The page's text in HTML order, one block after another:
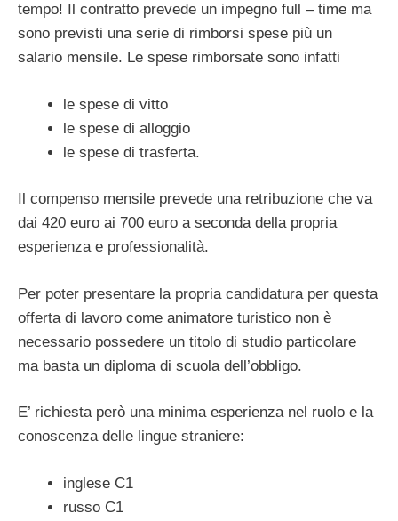
tempo! Il contratto prevede un impegno full – time ma
sono previsti una serie di rimborsi spese più un
salario mensile. Le spese rimborsate sono infatti
le spese di vitto
le spese di alloggio
le spese di trasferta.
Il compenso mensile prevede una retribuzione che va
dai 420 euro ai 700 euro a seconda della propria
esperienza e professionalità.
Per poter presentare la propria candidatura per questa
offerta di lavoro come animatore turistico non è
necessario possedere un titolo di studio particolare
ma basta un diploma di scuola dell’obbligo.
E’ richiesta però una minima esperienza nel ruolo e la
conoscenza delle lingue straniere:
inglese C1
russo C1